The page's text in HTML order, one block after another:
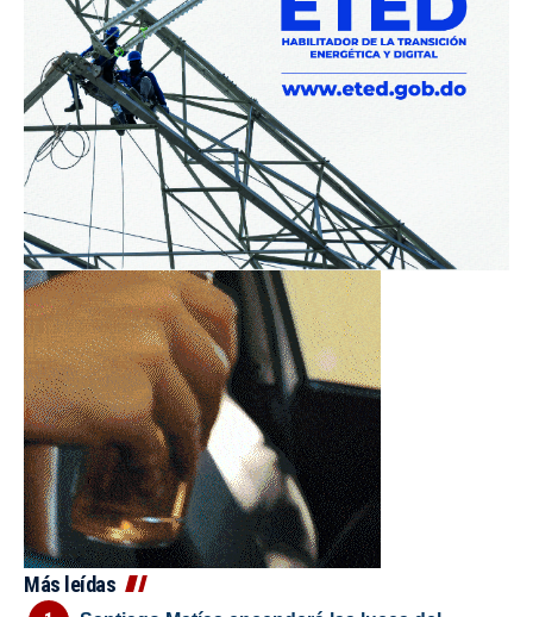
Más leídas